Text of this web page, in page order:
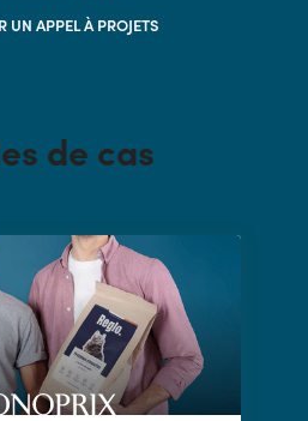
UN APPEL À PROJETS
de cas